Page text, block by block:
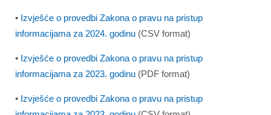
• Izvješće o provedbi Zakona o pravu na pristup
informacijama za 2024. godinu (CSV format)
• Izvješće o provedbi Zakona o pravu na pristup
informacijama za 2023. godinu (PDF format)
• Izvješće o provedbi Zakona o pravu na pristup